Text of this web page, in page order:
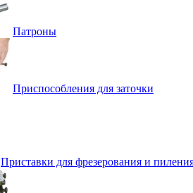
Патроны
Приспособления для заточки
Приставки для фрезерования и